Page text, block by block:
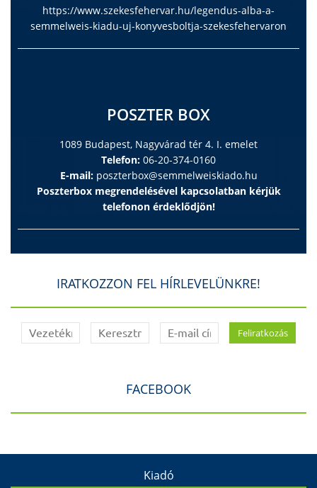
https://www.szekesfehervar.hu/legendus-alba-a-
semmelweis-kiadu-uj-konyvesboltja-szekesfehervaron
POSZTER BOX
1089 Budapest, Nagyvárad tér 4. I. emelet
Telefon: 06-20-374-0160
E-mail: poszterbox@semmelweiskiado.hu
Poszterbox megrendelésével kapcsolatban kérjük
telefonon érdeklődjön!
IRATKOZZON FEL HÍRLEVELÜNKRE!
FACEBOOK
Kiadó